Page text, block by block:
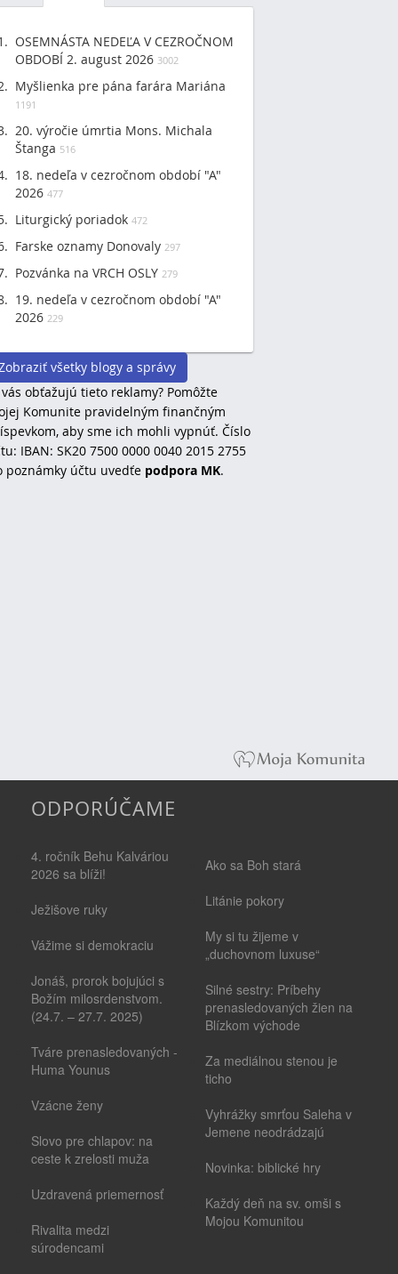
OSEMNÁSTA NEDEĽA V CEZROČNOM
OBDOBÍ 2. august 2026 3002
Myšlienka pre pána farára Mariána
1191
20. výročie úmrtia Mons. Michala
Štanga 516
18. nedeľa v cezročnom období "A"
2026 477
Liturgický poriadok 472
Farske oznamy Donovaly 297
Pozvánka na VRCH OSLY 279
19. nedeľa v cezročnom období "A"
2026 229
všetky blogy a správy
obťažujú tieto reklamy? Pomôžte
Komunite pravidelným finančným
aby sme ich mohli vypnúť. Číslo
IBAN: SK20 7500 0000 0040 2015 2755
poznámky účtu uvedťe podpora MK.
ODPORÚČAME
4. ročník Behu Kalváriou
2026 sa blíži!
Ježišove ruky
Vážime si demokraciu
Jonáš, prorok bojujúci s
Božím milosrdenstvom.
(24.7. – 27.7. 2025)
Tváre prenasledovaných -
Huma Younus
Vzácne ženy
Slovo pre chlapov: na
ceste k zrelosti muža
Uzdravená priemernosť
Rivalita medzi
súrodencami
Ako sa Boh stará
Litánie pokory
My si tu žijeme v
„duchovnom luxuse“
Silné sestry: Príbehy
prenasledovaných žien na
Blízkom východe
Za mediálnou stenou je
ticho
Vyhrážky smrťou Saleha v
Jemene neodrádzajú
Novinka: biblické hry
Každý deň na sv. omši s
Mojou Komunitou